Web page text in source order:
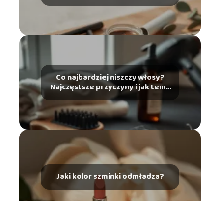
Co najbardziej niszczy włosy?
Najczęstsze przyczyny i jak temu
zapobiec
Jaki kolor szminki odmładza?